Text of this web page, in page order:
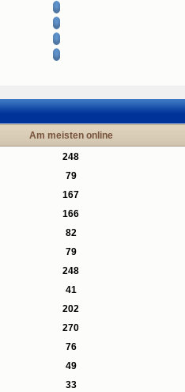
Am meisten online
248
79
167
166
82
79
248
41
202
270
76
49
33